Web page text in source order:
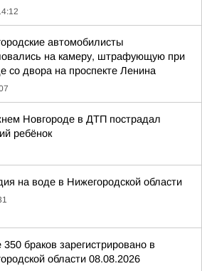
автомобилисты
на камеру, штрафующую при
со двора на проспекте Ленина
Новгороде в ДТП пострадал
ребёнок
на воде в Нижегородской области
браков зарегистрировано в
области 08.08.2026